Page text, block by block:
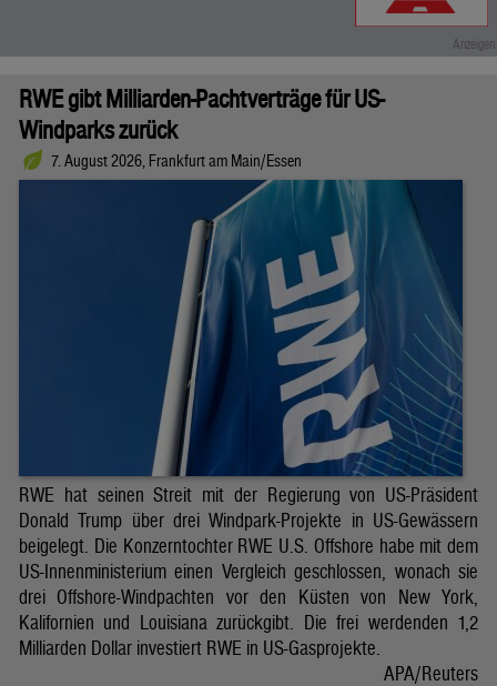
RWE gibt Milliarden-Pachtverträge für US-
Windparks zurück
7. August 2026, Frankfurt am Main/Essen
RWE hat seinen Streit mit der Regierung von US-Präsident
Donald Trump über drei Windpark-Projekte in US-Gewässern
beigelegt. Die Konzerntochter RWE U.S. Offshore habe mit dem
US-Innenministerium einen Vergleich geschlossen, wonach sie
drei Offshore-Windpachten vor den Küsten von New York,
Kalifornien und Louisiana zurückgibt. Die frei werdenden 1,2
Milliarden Dollar investiert RWE in US-Gasprojekte.
APA/Reuters